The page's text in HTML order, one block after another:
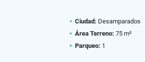
Ciudad: Desamparados
Área Terreno: 75 m²
Parqueo: 1